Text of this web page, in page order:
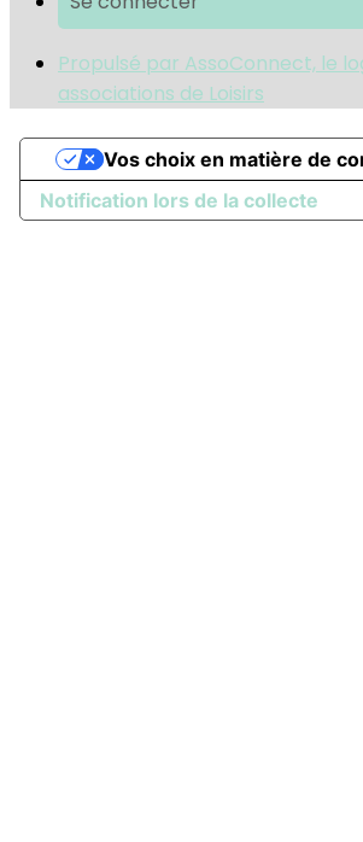
Propulsé par AssoConnect, le
associations de Loisirs
Notification lors de la collecte
Vos choix en matière de